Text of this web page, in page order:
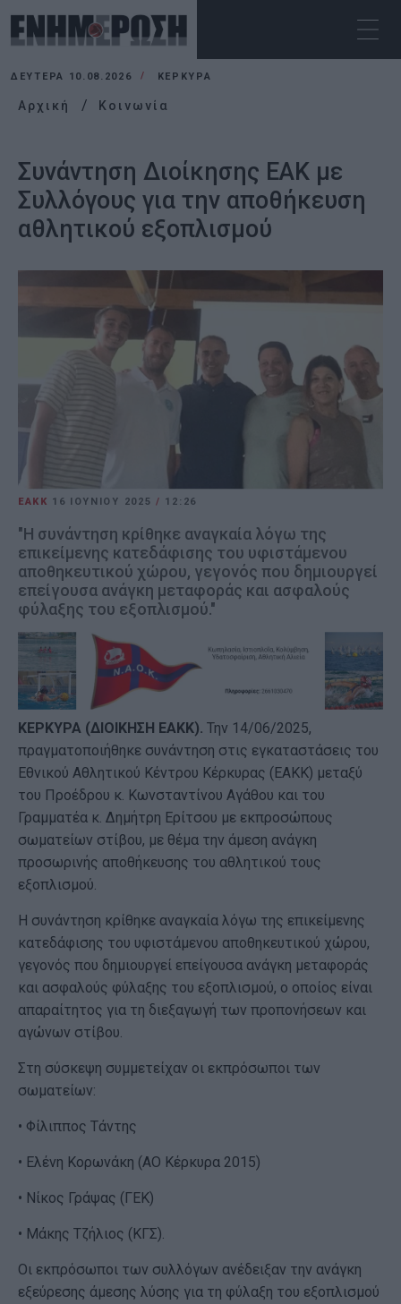
ΔΕΥΤΈΡΑ 10.08.2026 ΚΕΡΚΥΡΑ
Αρχική Κοινωνία
Συνάντηση Διοίκησης ΕΑΚ με
Συλλόγους για την αποθήκευση
αθλητικού εξοπλισμού
ΕΑΚΚ 16 ΙΟΥΝΊΟΥ 2025/ 12:26
"Η συνάντηση κρίθηκε αναγκαία λόγω της
επικείμενης κατεδάφισης του υφιστάμενου
αποθηκευτικού χώρου, γεγονός που δημιουργεί
επείγουσα ανάγκη μεταφοράς και ασφαλούς
φύλαξης του εξοπλισμού."
ΚΕΡΚΥΡΑ (ΔΙΟΙΚΗΣΗ ΕΑΚΚ). Την 14/06/2025,
πραγματοποιήθηκε συνάντηση στις εγκαταστάσεις του
Εθνικού Αθλητικού Κέντρου Κέρκυρας (ΕΑΚΚ) μεταξύ
του Προέδρου κ. Κωνσταντίνου Αγάθου και του
Γραμματέα κ. Δημήτρη Ερίτσου με εκπροσώπους
σωματείων στίβου, με θέμα την άμεση ανάγκη
προσωρινής αποθήκευσης του αθλητικού τους
εξοπλισμού.
Η συνάντηση κρίθηκε αναγκαία λόγω της επικείμενης
κατεδάφισης του υφιστάμενου αποθηκευτικού χώρου,
γεγονός που δημιουργεί επείγουσα ανάγκη μεταφοράς
και ασφαλούς φύλαξης του εξοπλισμού, ο οποίος είναι
απαραίτητος για τη διεξαγωγή των προπονήσεων και
αγώνων στίβου.
Στη σύσκεψη συμμετείχαν οι εκπρόσωποι των
σωματείων:
• Φίλιππος Τάντης
• Ελένη Κορωνάκη (ΑΟ Κέρκυρα 2015)
• Νίκος Γράψας (ΓΕΚ)
• Μάκης Τζήλιος (ΚΓΣ).
Οι εκπρόσωποι των συλλόγων ανέδειξαν την ανάγκη
εξεύρεσης άμεσης λύσης για τη φύλαξη του εξοπλισμού